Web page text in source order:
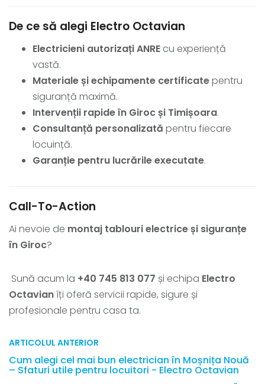
De ce să alegi Electro Octavian
Electricieni autorizați ANRE cu experiență
vastă.
Materiale și echipamente certificatepentru
siguranță maximă.
Intervenții rapide în Giroc și Timișoara.
Consultanță personalizată pentru fiecare
locuință.
Garanție pentru lucrările executate.
Call-To-Action
Ai nevoie de montaj tablouri electrice și siguranțe
în Giroc?
Sună acum la +40 745 813 077 și echipa Electro
Octavianîți oferă servicii rapide, sigure și
profesionale pentru casa ta.
ARTICOLUL ANTERIOR
Cum alegi cel mai bun electrician în Moșnița Nouă
– Sfaturi utile pentru locuitori - Electro Octavian